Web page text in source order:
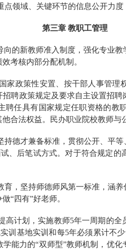
领域、关键环节的信息公开力度
第三章 教职工管理
向的新教师准入制度，强化专业
考核内部分配机制。
家政策性安置、按干部人事管理
聘政策规定及要求自主设置招
聘任具有国家规定任职资格的教
合法权益。民办职业院校教师与
德才兼备标准，贯彻公开、平
、后笔试方式。对于符合规定
，坚持师德师风第一标准，涵
“四有”好老师。
高计划，实施教师5年一周期的
训基地实训和每5年必须累计不
能力的“双师型”教师机制，优